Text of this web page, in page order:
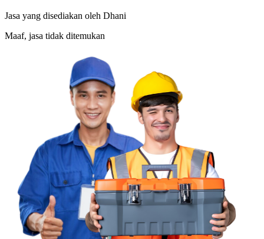
Jasa yang disediakan oleh Dhani
Maaf, jasa tidak ditemukan